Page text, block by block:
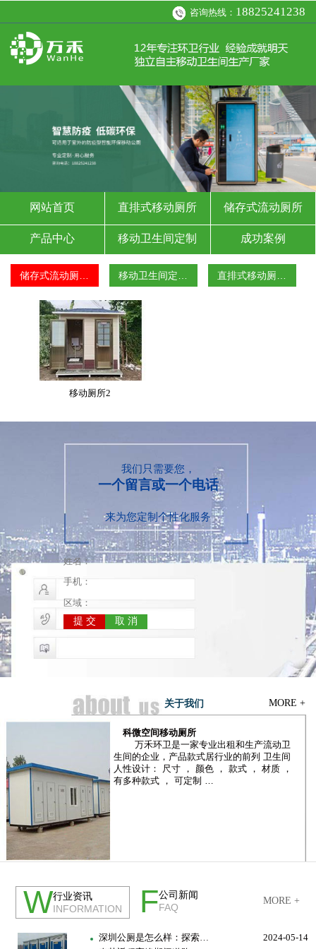
咨询热线： 18825241238
网站首页 直排式移动厕所 储存式流动厕所
产品中心 移动卫生间定制 成功案例
资讯 关于我们 联系科微环卫移动厕
储存式流动厕… 移动卫生间定… 直排式移动厕…
移动厕所2
移动厕所 移动厕所3
我们只需要您，
一个留言或一个电话
来为您定制个性化服务
提 交 取 消
MORE +
关于我们
科微空间移动厕所
万禾环卫是一家专业出租和生产流动卫
生间的企业，产品款式居行业的前列 卫生间
人性设计： 尺寸 ， 颜色 ， 款式 ， 材质 ，
有多种款式 ， 可定制 …
MORE +
W行业资讯
INFORMATION
F公司新闻
FAQ
2024-05-14
深圳公厕是怎么样：探索…